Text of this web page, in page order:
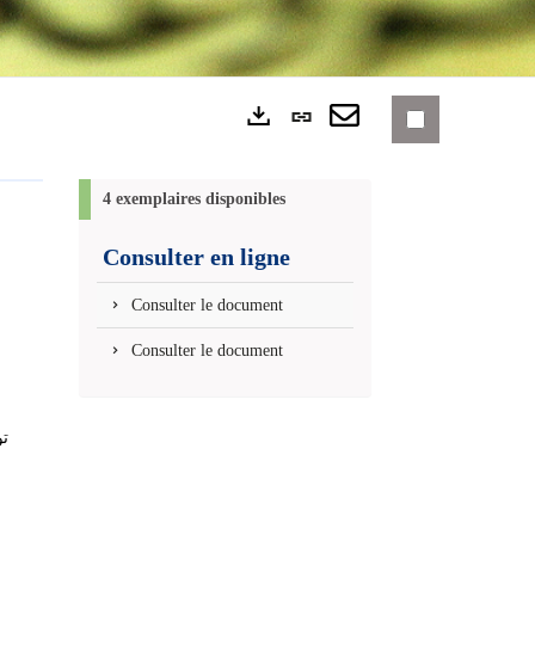
Lien
4 exemplaires disponibles
Consulter en ligne
Consulter le document
Consulter le document